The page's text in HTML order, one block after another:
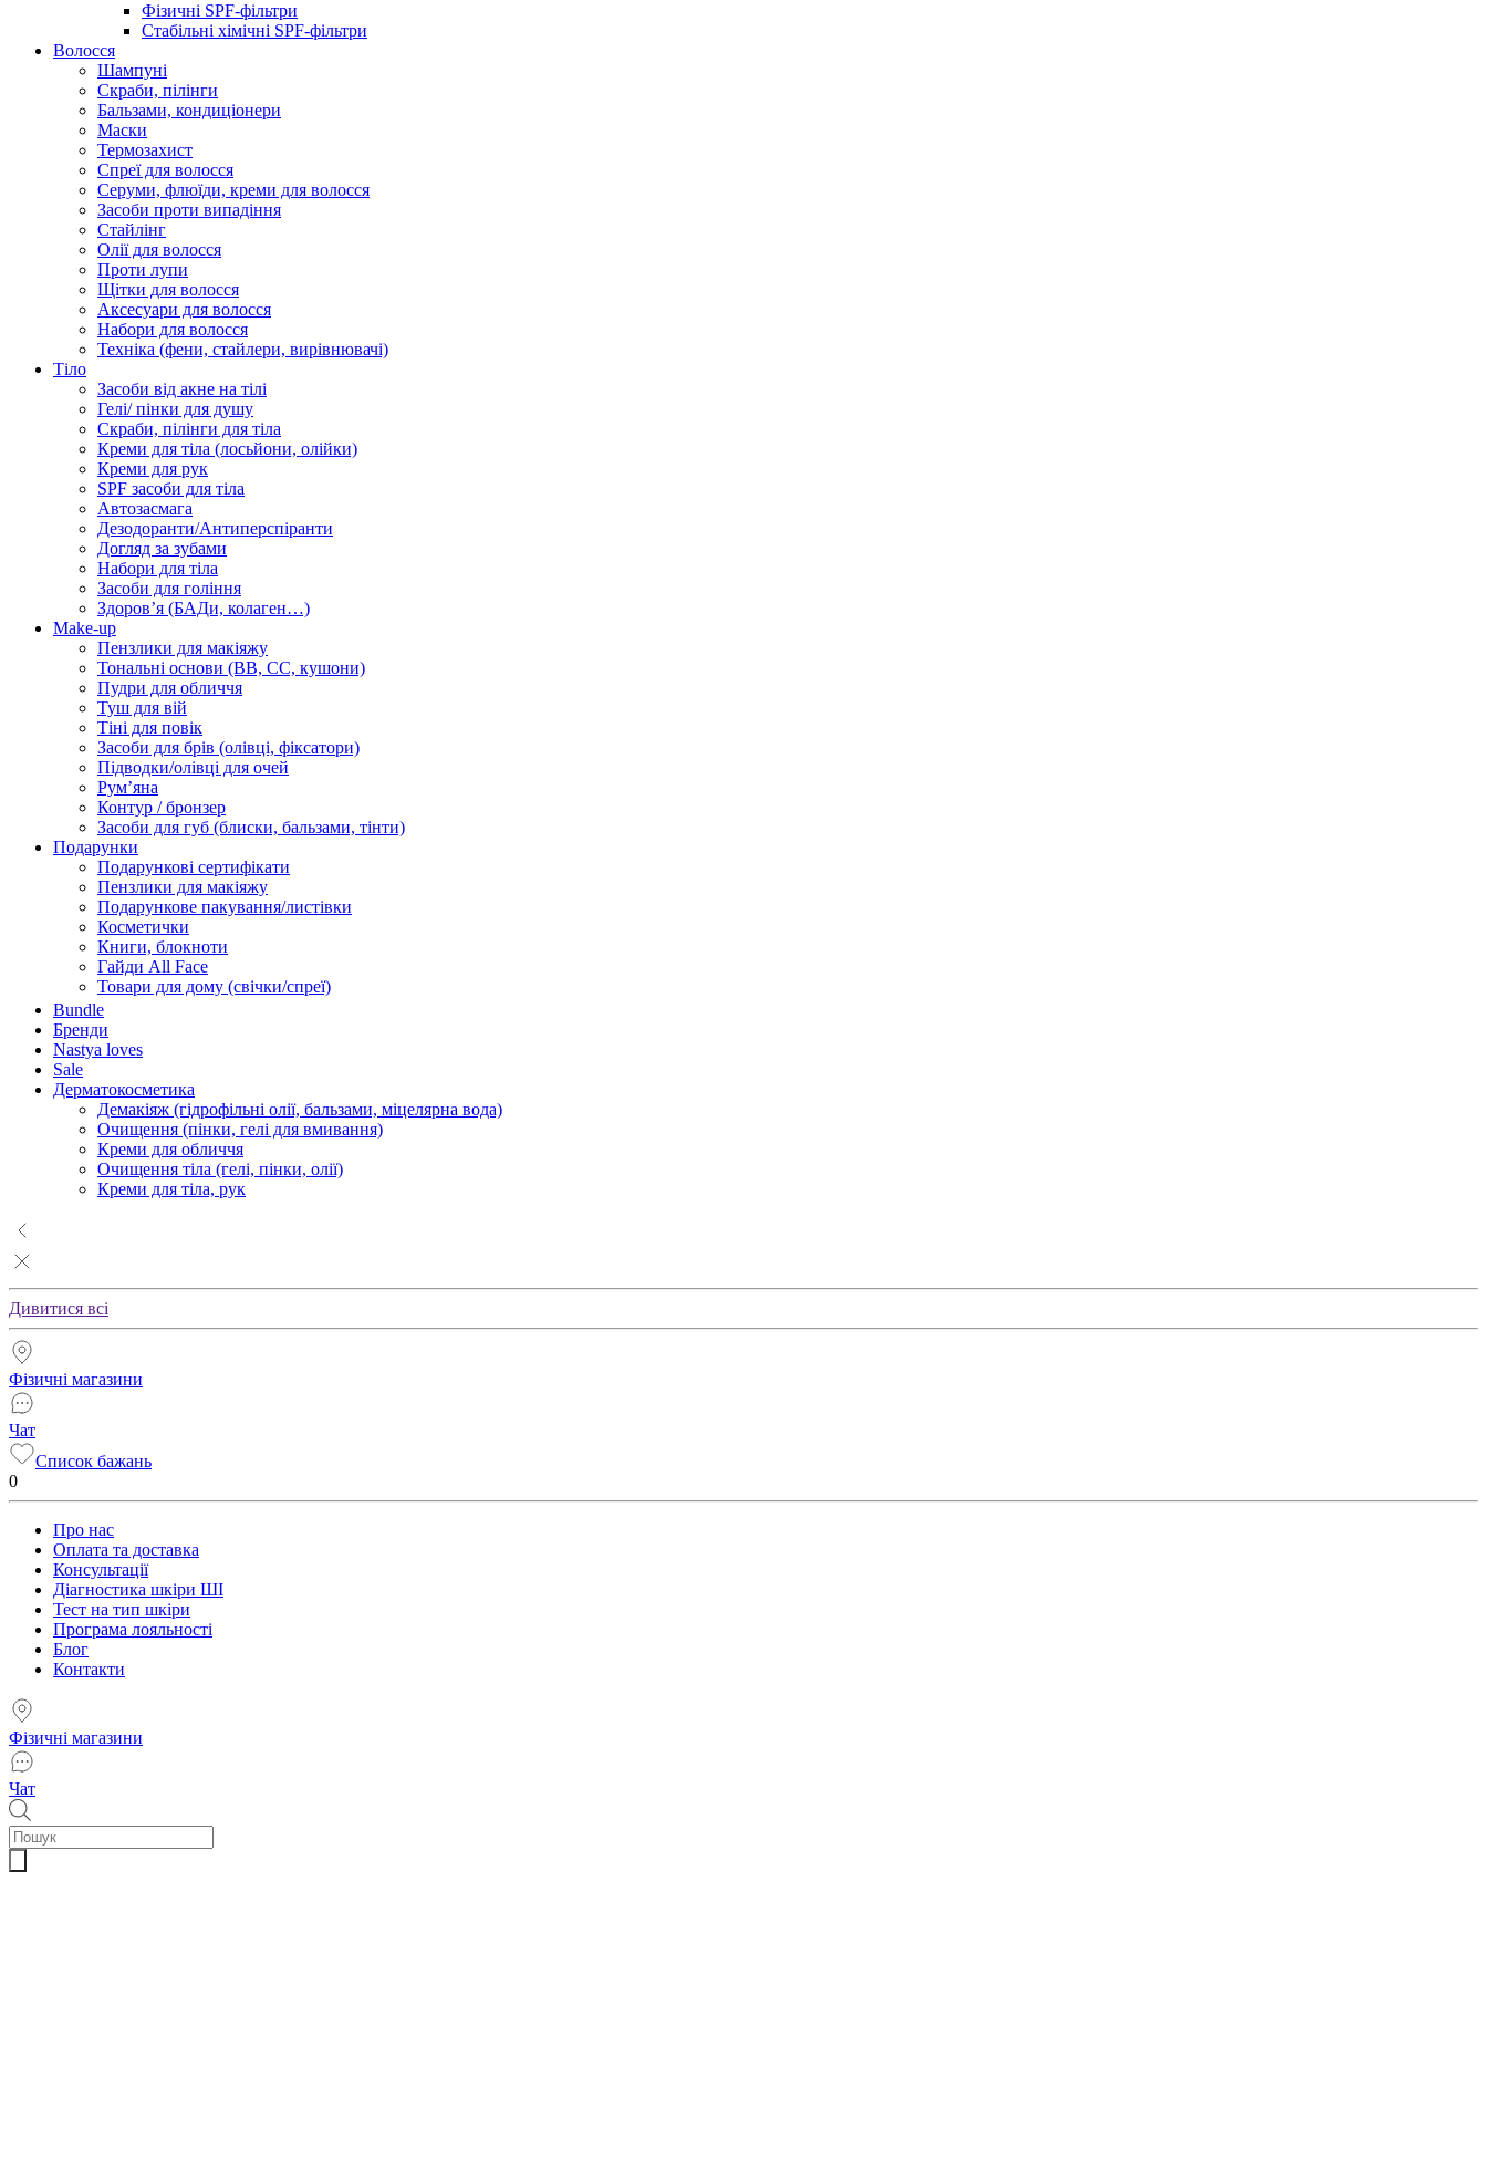
Фізичні SPF-фільтри
Стабільні хімічні SPF-фільтри
Волосся
Шампуні
Скраби, пілінги
Бальзами, кондиціонери
Маски
Термозахист
Спреї для волосся
Серуми, флюїди, креми для волосся
Засоби проти випадіння
Стайлінг
Олії для волосся
Проти лупи
Щітки для волосся
Аксесуари для волосся
Набори для волосся
Техніка (фени, стайлери, вирівнювачі)
Тіло
Засоби від акне на тілі
Гелі/ пінки для душу
Скраби, пілінги для тіла
Креми для тіла (лосьйони, олійки)
Креми для рук
SPF засоби для тіла
Автозасмага
Дезодоранти/Антиперспіранти
Догляд за зубами
Набори для тіла
Засоби для гоління
Здоровʼя (БАДи, колаген…)
Make-up
Пензлики для макіяжу
Тональні основи (BB, CC, кушони)
Пудри для обличчя
Туш для вій
Тіні для повік
Засоби для брів (олівці, фіксатори)
Підводки/олівці для очей
Румʼяна
Контур / бронзер
Засоби для губ (блиски, бальзами, тінти)
Подарунки
Подарункові сертифікати
Пензлики для макіяжу
Подарункове пакування/листівки
Косметички
Книги, блокноти
Гайди All Face
Товари для дому (свічки/спреї)
Bundle
Бренди
Nastya loves
Sale
Дерматокосметика
Демакіяж (гідрофільні олії, бальзами, міцелярна вода)
Очищення (пінки, гелі для вмивання)
Креми для обличчя
Очищення тіла (гелі, пінки, олії)
Креми для тіла, рук
Дивитися всі
Фізичні магазини
Чат
Список бажань
0
Про нас
Оплата та доставка
Консультації
Діагностика шкіри ШІ
Тест на тип шкіри
Програма лояльності
Блог
Контакти
Фізичні магазини
Чат
Пошук
товарів